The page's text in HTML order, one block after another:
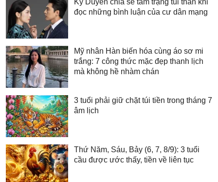
Kỳ Duyên chia sẻ tâm trạng tủi thân khi
đọc những bình luận của cư dân mạng
Mỹ nhân Hàn biến hóa cùng áo sơ mi
trắng: 7 công thức mặc đẹp thanh lịch
mà không hề nhàm chán
3 tuổi phải giữ chặt túi tiền trong tháng 7
âm lịch
Thứ Năm, Sáu, Bảy (6, 7, 8/9): 3 tuổi
cầu được ước thấy, tiền về liên tục